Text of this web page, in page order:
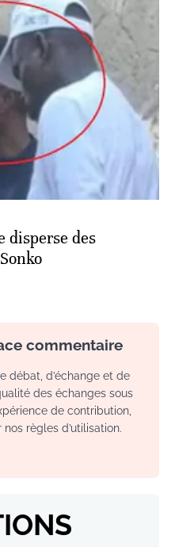
disperse des
commentaire
débat, d’échange et de
des échanges sous
de contribution,
règles d’utilisation.